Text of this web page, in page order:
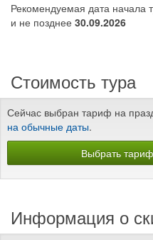
Рекомендуемая дата начала
и не позднее 30.09.2026
Стоимость тура
Сейчас выбран тариф на
на обычные даты.
Выбрать
Информация о